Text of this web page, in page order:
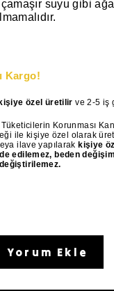
suyu gibi
Kargo!
özel üretilir ve 2-5 iş
Tüketicilerin Korunması
ile kişiye özel olarak
ilave yapılarak kişiye
edilemez, beden
Yorum Ekle